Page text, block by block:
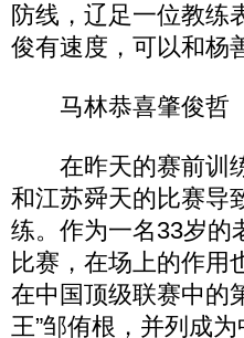
防线，辽足一位教练
俊有速度，可以和杨
马林恭喜肇俊哲
在昨天的赛前训练
和江苏舜天的比赛导
练。作为一名33岁的
比赛，在场上的作用
在中国顶级联赛中的
王”邹侑根，并列成